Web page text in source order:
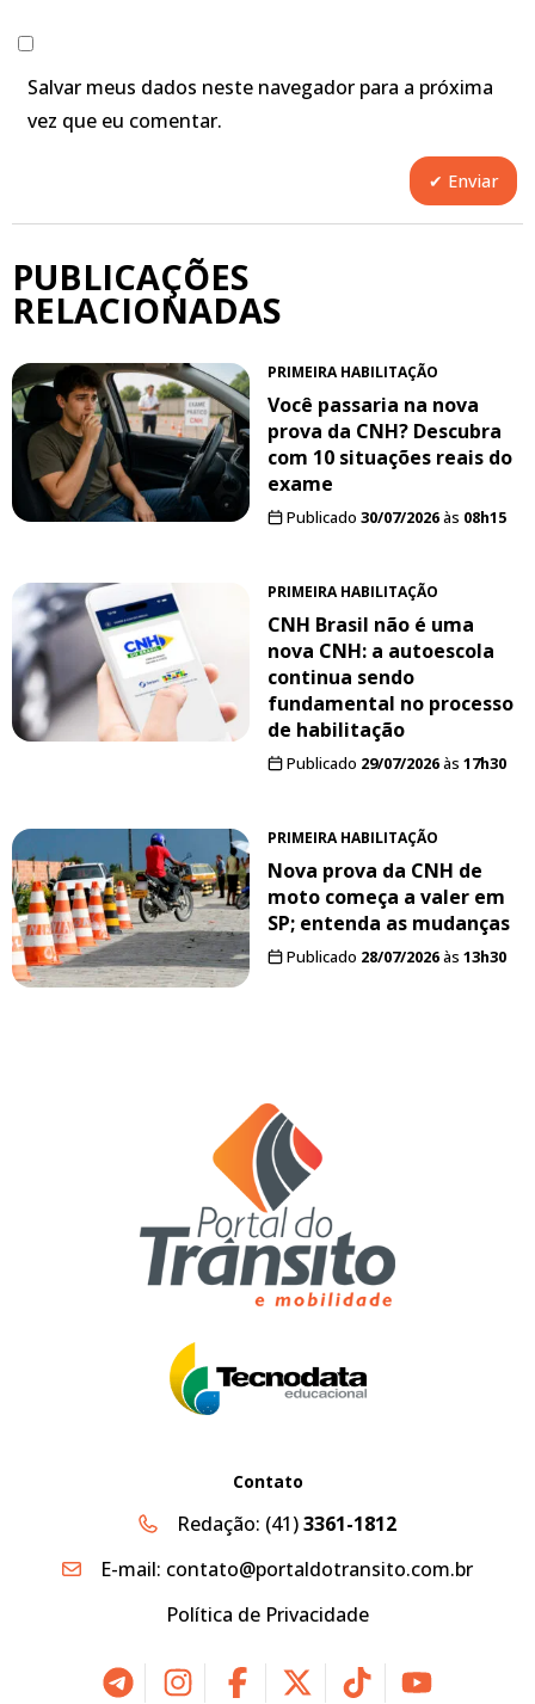
Salvar meus dados neste navegador para a próxima
vez que eu comentar.
PUBLICAÇÕES
RELACIONADAS
PRIMEIRA HABILITAÇÃO
Você passaria na nova
prova da CNH? Descubra
com 10 situações reais do
exame
Publicado 30/07/2026às 08h15
PRIMEIRA HABILITAÇÃO
CNH Brasil não é uma
nova CNH: a autoescola
continua sendo
fundamental no processo
de habilitação
Publicado 29/07/2026às 17h30
PRIMEIRA HABILITAÇÃO
Nova prova da CNH de
moto começa a valer em
SP; entenda as mudanças
Publicado 28/07/2026às 13h30
Contato
Redação: (41)3361-1812
E-mail: contato@portaldotransito.com.br
Política de Privacidade